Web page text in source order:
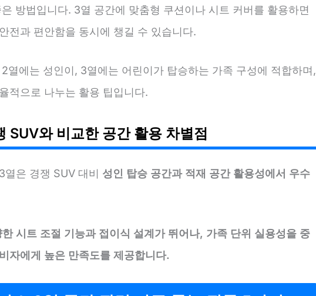
방법입니다. 3열 공간에 맞춤형 쿠션이나 시트 커버를 활용하면
전과 편안함을 동시에 챙길 수 있습니다.
열에는 성인이, 3열에는 어린이가 탑승하는 가족 구성에 적합하며,
적으로 나누는 활용 팁입니다.
SUV와 비교한 공간 활용 차별점
열은 경쟁 SUV 대비 성인 탑승 공간과 적재 공간 활용성에서 우수
시트 조절 기능과 접이식 설계가 뛰어나, 가족 단위 실용성을 중
자에게 높은 만족도를 제공합니다.